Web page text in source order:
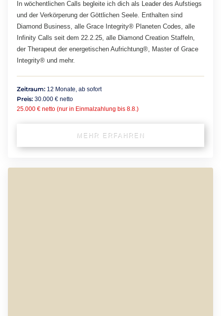
In wöchentlichen Calls begleite ich dich als Leader des Aufstiegs
und der Verkörperung der Göttlichen Seele. Enthalten sind
Diamond Business, alle Grace Integrity® Planeten Codes, alle
Infinity Calls seit dem 22.2.25, alle Diamond Creation Staffeln,
der Therapeut der energetischen Aufrichtung®, Master of Grace
Integrity® und mehr.
Zeitraum: 12 Monate, ab sofort
Preis: 30.000 € netto
25.000 € netto (nur in Einmalzahlung bis 8.8.)
MEHR ERFAHREN